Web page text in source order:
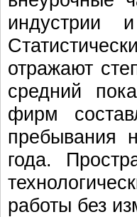
индустрии
отражают
средний
фирм
пребывания
года.
работы без